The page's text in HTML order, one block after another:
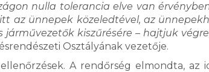
nulla tolerancia elve van
az ünnepek közeledtével, az
kiszűrésére – hajtjuk
Osztályának vezetője.
A rendőrség elmondta, az